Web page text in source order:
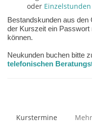
oder Einzelstunden
Bestandskunden aus
der Kurszeit ein
können.
Neukunden buchen bitte
telefonischen
Kurstermine